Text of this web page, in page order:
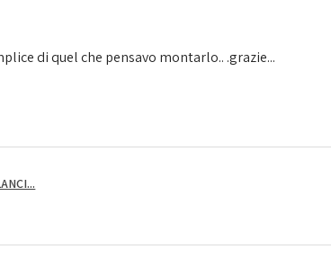
di quel che pensavo montarlo.. .grazie...